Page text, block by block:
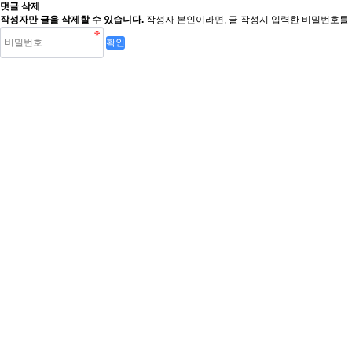
댓글 삭제
작성자만 글을 삭제할 수 있습니다. 작성자 본인이라면, 글 작성시 입력한 비밀번호